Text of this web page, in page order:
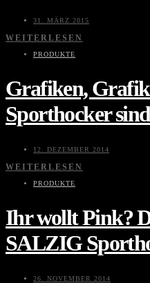
31. MÄRZ 2015
WEITERLESEN
PRODUKTE
Grafiken,
Sporthocker
12. DEZEMBER 2014
WEITERLESEN
PRODUKTE
Ihr wollt Pink?
SALZIG
26. NOVEMBER 2014